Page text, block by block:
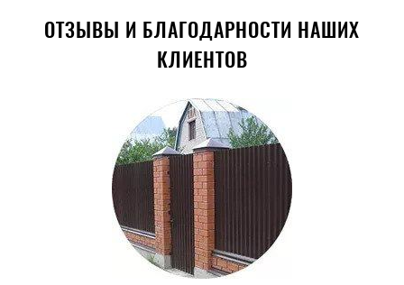
ОТЗЫВЫ И БЛАГОДАРНОСТИ НАШИХ
КЛИЕНТОВ